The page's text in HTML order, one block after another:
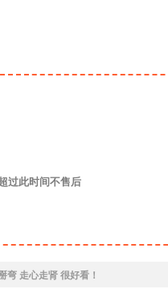
过此时间不售后
弯 走心走肾 很好看！